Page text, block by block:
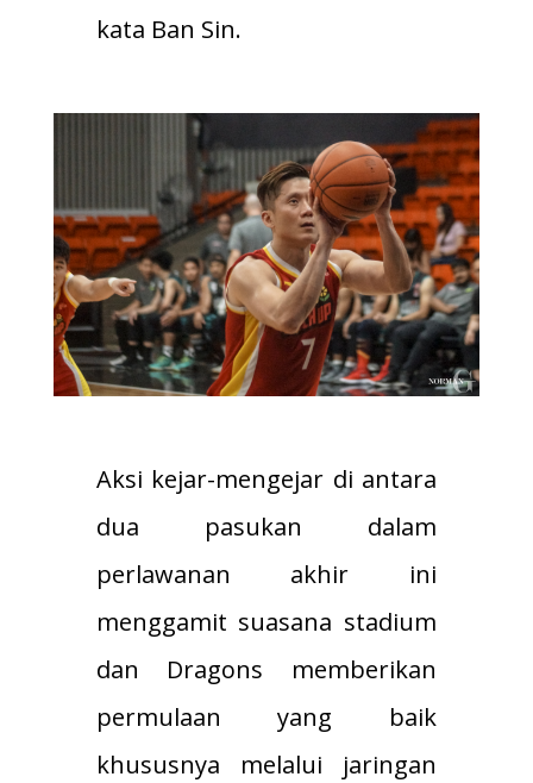
kata Ban Sin.
Aksi kejar-mengejar di antara
dua pasukan dalam
perlawanan akhir ini
menggamit suasana stadium
dan Dragons memberikan
permulaan yang baik
khususnya melalui jaringan